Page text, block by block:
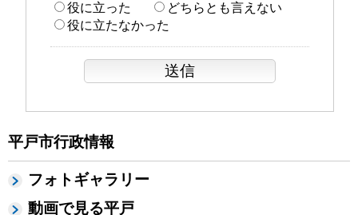
平戸市行政情報
フォトギャラリー
動画で見る平戸
役に立った
どちらとも言えない
役に立たなかった